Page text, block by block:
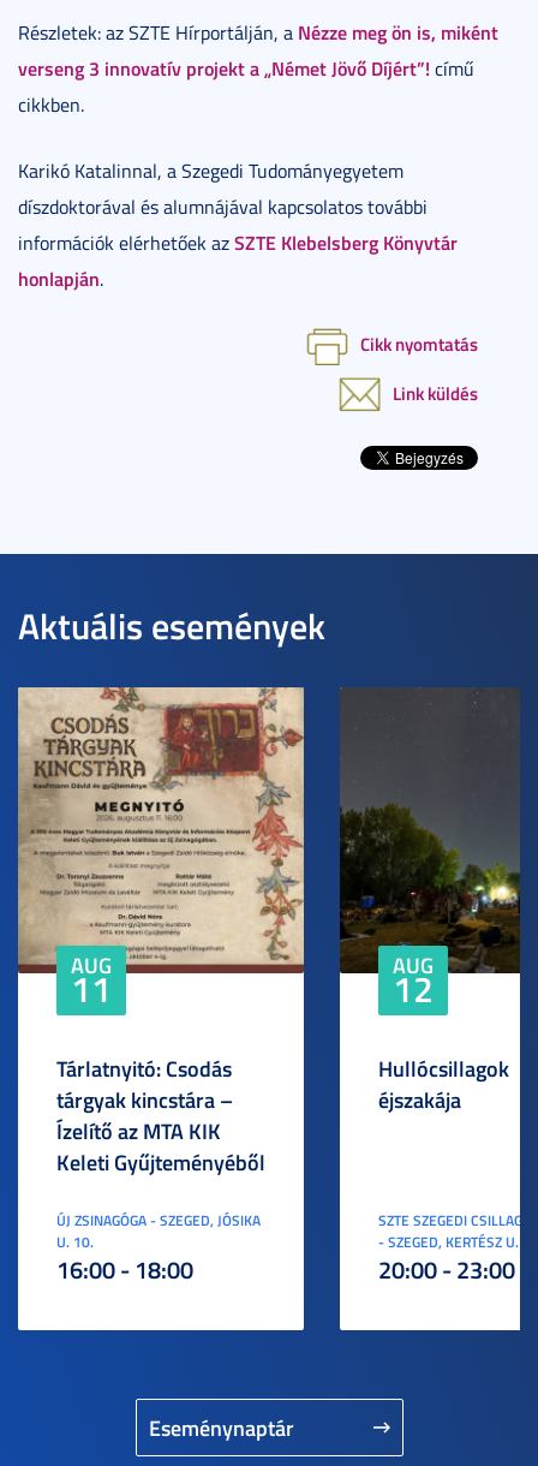
Részletek: az SZTE Hírportálján, a Nézze meg ön is, miként
verseng 3 innovatív projekt a „Német Jövő Díjért”! című
cikkben.
Karikó Katalinnal, a Szegedi Tudományegyetem
díszdoktorával és alumnájával kapcsolatos további
információk elérhetőek azSZTE Klebelsberg Könyvtár
honlapján.
Cikk nyomtatás
Link küldés
Aktuális események
Eseménynaptár
AUG
11
Tárlatnyitó: Csodás
tárgyak kincstára –
Ízelítő az MTA KIK
Keleti Gyűjteményéből
ÚJ ZSINAGÓGA - SZEGED, JÓSIKA
U. 10.
16:00 - 18:00
AUG
12
Hullócsillagok
éjszakája
SZTE SZEGEDI
- SZEGED, KERTÉSZ U. 3.
20:00 - 23:00